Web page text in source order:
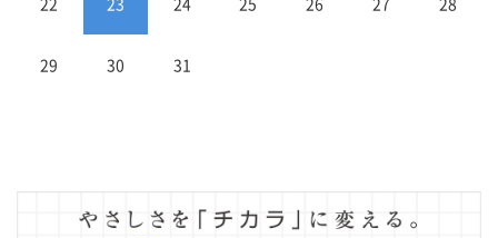
22 23 24 25 26 27 28
29 30 31